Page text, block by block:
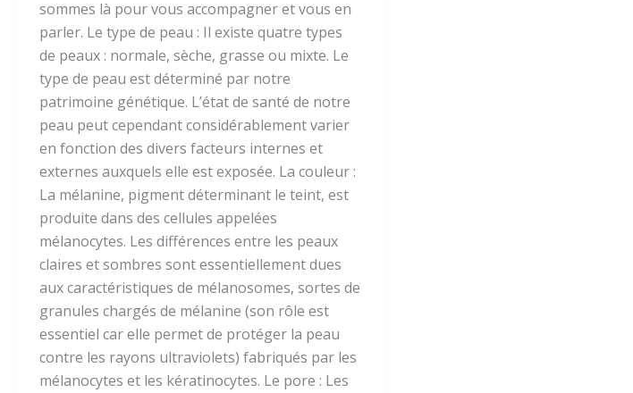
sommes là pour vous accompagner et vous en
parler. Le type de peau : Il existe quatre types
de peaux : normale, sèche, grasse ou mixte. Le
type de peau est déterminé par notre
patrimoine génétique. L’état de santé de notre
peau peut cependant considérablement varier
en fonction des divers facteurs internes et
externes auxquels elle est exposée. La couleur :
La mélanine, pigment déterminant le teint, est
produite dans des cellules appelées
mélanocytes. Les différences entre les peaux
claires et sombres sont essentiellement dues
aux caractéristiques de mélanosomes, sortes de
granules chargés de mélanine (son rôle est
essentiel car elle permet de protéger la peau
contre les rayons ultraviolets) fabriqués par les
mélanocytes et les kératinocytes. Le pore : Les